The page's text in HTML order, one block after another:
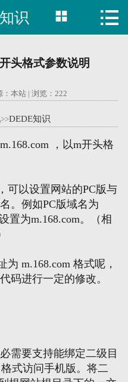
 首页
行业资讯
联系我们
域名查询
XML地图
识  
头格式参数说明
本站 | 浏览： 222
>>DEDE知识
，以m开头格
可以设置网站的PC版与
。例如PC版域名为
置为m.168.com。（相
为 m.168.com 格式呢，
码进行一定的修改。
需要支持能绑定二级目
式访问手机版。将二